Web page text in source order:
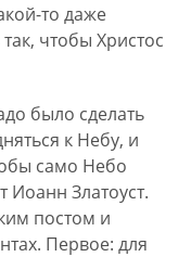
то даже
чтобы Христос
было сделать
к Небу, и
само Небо
Иоанн Златоуст.
постом и
Первое: для